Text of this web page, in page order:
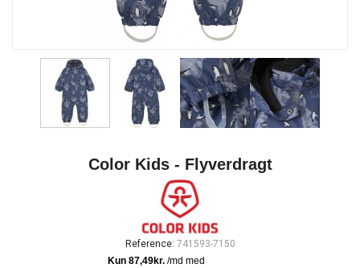
Color Kids - Flyverdragt
Reference: 741593-7150